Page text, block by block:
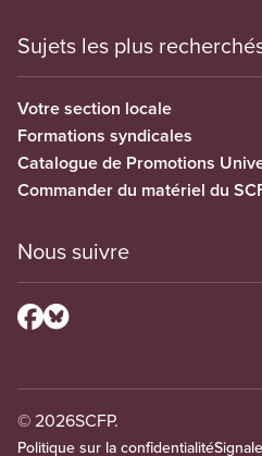
Sujets les plus
Votre section locale
Formations syndicales
Catalogue de Promotions
Commander du matériel du
Nous suivre
© 2026SCFP.
Politique sur la confidentialité